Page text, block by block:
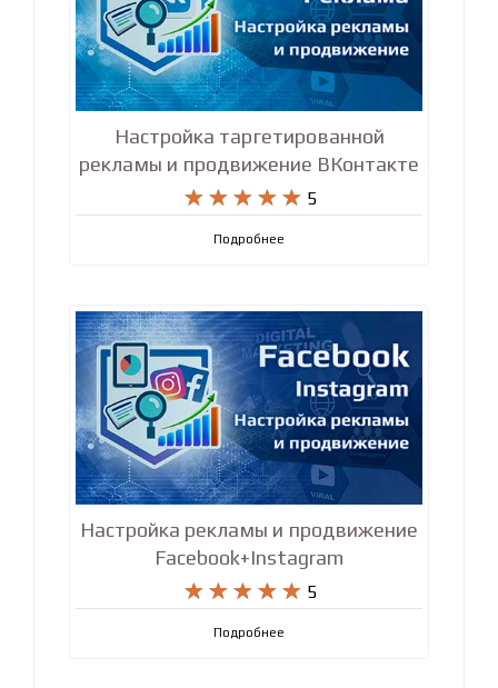
Настройка таргетированной
рекламы и продвижение ВКонтакте
    
     5
Подробнее
Настройка рекламы и продвижение
Facebook+Instagram
    
     5
Подробнее